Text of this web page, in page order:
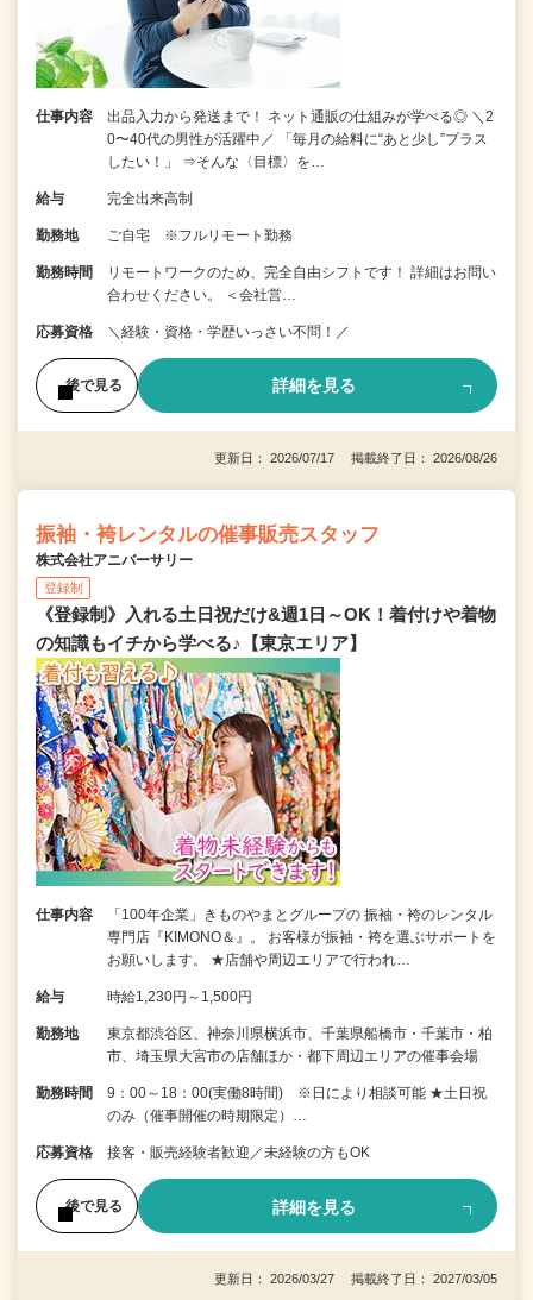
仕事内容
出品入力から発送まで！ ネット通販の仕組みが学べる◎ ＼2
0〜40代の男性が活躍中／ 「毎月の給料に“あと少し”プラス
したい！」 ⇒そんな〈目標〉を…
給与 完全出来高制
勤務地 ご自宅 ※フルリモート勤務
勤務時間
リモートワークのため、完全自由シフトです！ 詳細はお問い
合わせください。 ＜会社営…
応募資格 ＼経験・資格・学歴いっさい不問！／
後で見る 詳細を見る
更新日： 2026/07/17 掲載終了日： 2026/08/26
振袖・袴レンタルの催事販売スタッフ
株式会社アニバーサリー
登録制
《登録制》入れる土日祝だけ&週1日～OK！着付けや着物
の知識もイチから学べる♪【東京エリア】
仕事内容
「100年企業」きものやまとグループの 振袖・袴のレンタル
専門店『KIMONO＆』。 お客様が振袖・袴を選ぶサポートを
お願いします。 ★店舗や周辺エリアで行われ…
給与 時給1,230円～1,500円
勤務地
東京都渋谷区、神奈川県横浜市、千葉県船橋市・千葉市・柏
市、埼玉県大宮市の店舗ほか・都下周辺エリアの催事会場
勤務時間
9：00～18：00(実働8時間) ※日により相談可能 ★土日祝
のみ（催事開催の時期限定）…
応募資格 接客・販売経験者歓迎／未経験の方もOK
後で見る 詳細を見る
更新日： 2026/03/27 掲載終了日： 2027/03/05